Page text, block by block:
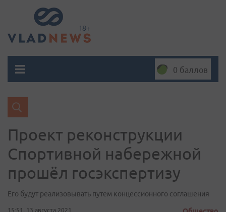
0 баллов
Проект реконструкции
Спортивной набережной
прошёл госэкспертизу
Его будут реализовывать путем концессионного соглашения
15:51, 13 августа 2021